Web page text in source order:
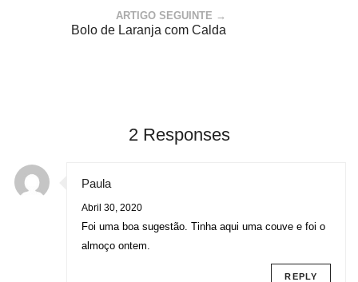
ARTIGO SEGUINTE →
Bolo de Laranja com Calda
2 Responses
Paula
Abril 30, 2020
Foi uma boa sugestão. Tinha aqui uma couve e foi o
almoço ontem.
REPLY